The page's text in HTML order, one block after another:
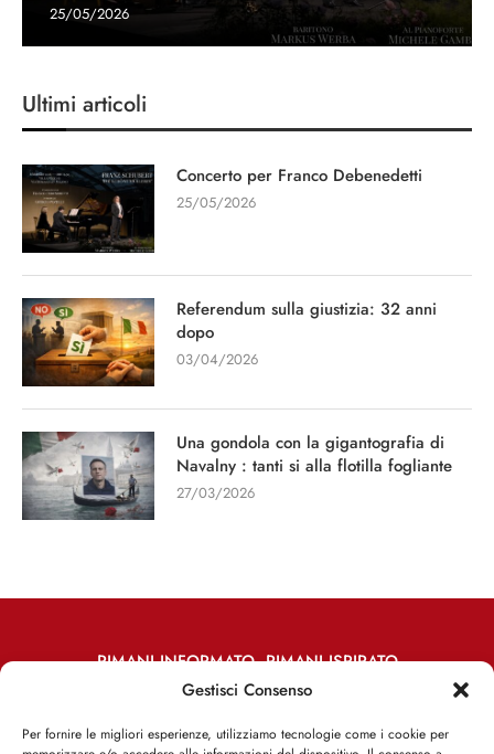
Gestisci Consenso
Per fornire le migliori esperienze, utilizziamo tecnologie come i cookie per
25/05/2026
Ultimi articoli
Concerto per Franco Debenedetti
25/05/2026
Referendum sulla giustizia: 32 anni
dopo
03/04/2026
Una gondola con la gigantografia di
Navalny : tanti si alla flotilla fogliante
27/03/2026
RIMANI INFORMATO, RIMANI ISPIRATO
Iscriviti alla Newsletter